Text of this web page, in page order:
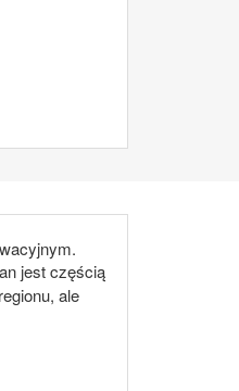
jest częścią
ale